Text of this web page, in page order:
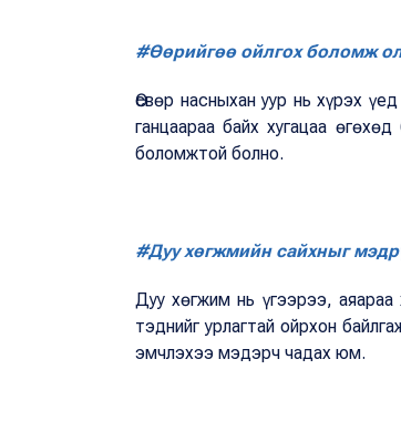
#Өөрийгөө ойлгох боломж
Өсвөр насныхан уур нь хүрэх
ганцаараа байх хугацаа
боломжтой болно.
#Дуу хөгжмийн сайхныг
Дуу хөгжим нь үгээрээ,
тэднийг урлагтай ойрхон
эмчлэхээ мэдэрч чадах юм.